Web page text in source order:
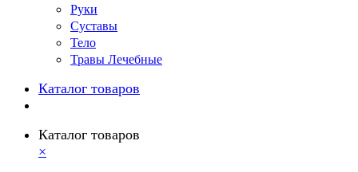
Руки
Суставы
Тело
Травы Лечебные
Каталог товаров
Каталог товаров
×